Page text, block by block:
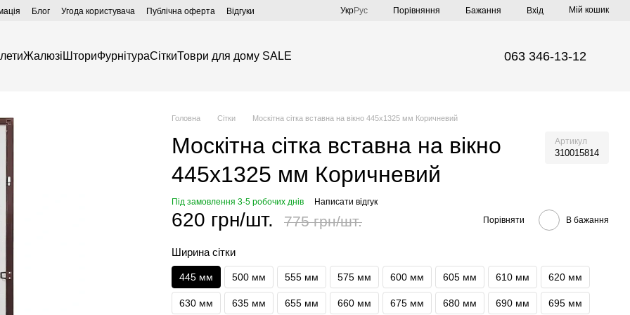
Блог Угода користувача Публічна оферта Відгуки УкрРус Порівняння Бажання Вхід Мій кошик
Жалюзі ШториФурнітураСіткиТоври для дому SALE 063 346-13-12
Головна Сітки Москітна сітка вставна на вікно 445х1325 мм Коричневий
Москітна сітка вставна на вікно
445х1325 мм Коричневий
Артикул
310015814
Під замовлення 3-5 робочих днів Написати відгук
620 грн/шт. 775 грн/шт. Порівняти В бажання
Ширина сітки
445 мм 500 мм 555 мм 575 мм 600 мм 605 мм 610 мм 620 мм
630 мм 635 мм 655 мм 660 мм 675 мм 680 мм 690 мм 695 мм